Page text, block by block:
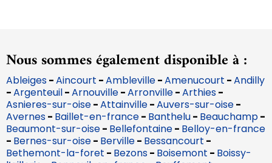
Nous sommes également disponible à :
Ableiges-Aincourt -Ambleville-Amenucourt -Andilly
-Argenteuil-Arnouville-Arronville-Arthies-
Asnieres-sur-oise-Attainville-Auvers-sur-oise-
Avernes- Baillet-en-france- Banthelu- Beauchamp-
Beaumont-sur-oise- Bellefontaine- Belloy-en-france
- Bernes-sur-oise- Berville- Bessancourt -
Bethemont-la-foret - Bezons- Boisemont - Boissy-